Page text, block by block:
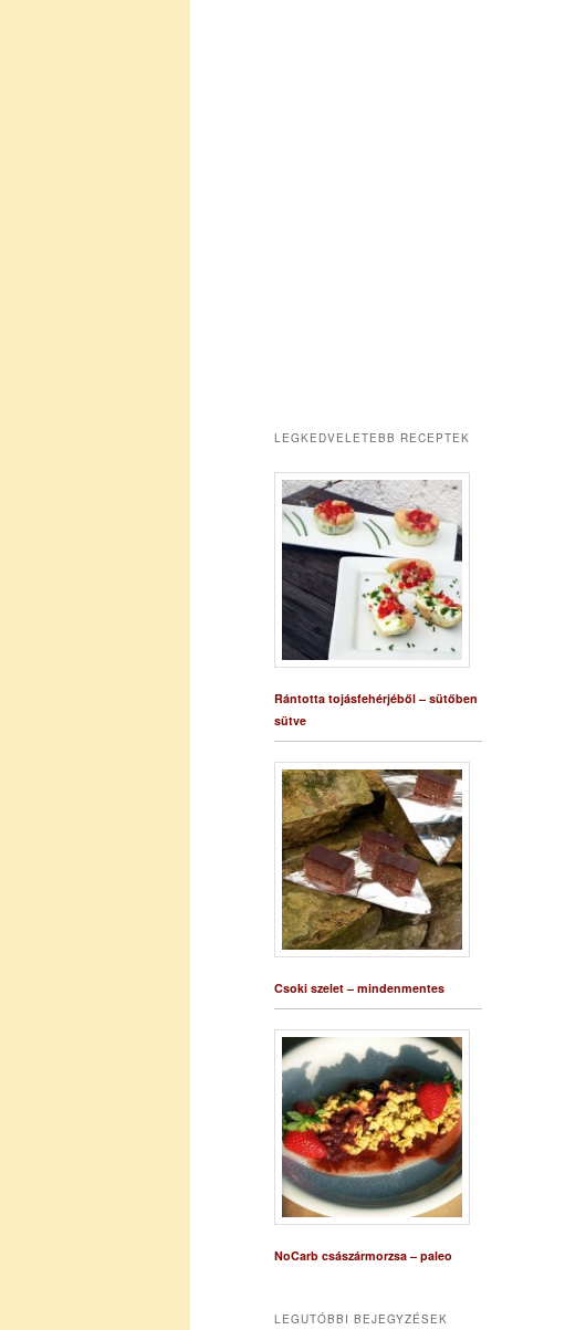
LEGKEDVELETEBB RECEPTEK
Rántotta tojásfehérjéből – sütőben
sütve
Csoki szelet – mindenmentes
NoCarb császármorzsa – paleo
LEGUTÓBBI BEJEGYZÉSEK